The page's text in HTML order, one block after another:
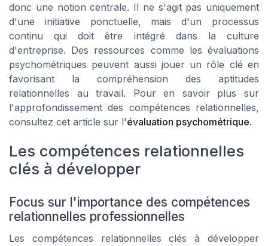
donc une notion centrale. Il ne s'agit pas uniquement
d'une initiative ponctuelle, mais d'un processus
continu qui doit être intégré dans la culture
d'entreprise. Des ressources comme les évaluations
psychométriques peuvent aussi jouer un rôle clé en
favorisant la compréhension des aptitudes
relationnelles au travail. Pour en savoir plus sur
l'approfondissement des compétences relationnelles,
consultez cet article sur l'évaluation psychométrique.
Les compétences relationnelles
clés à développer
Focus sur l'importance des compétences
relationnelles professionnelles
Les compétences relationnelles clés à développer